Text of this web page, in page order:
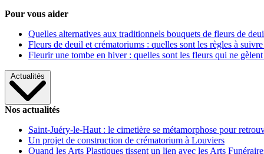
Pour vous aider
Quelles alternatives aux traditionnels bouquets de fleurs de
Fleurs de deuil et crématoriums : quelles sont les règles à
Fleurir une tombe en hiver : quelles sont les fleurs qui ne gèlent
Actualités
Nos actualités
Saint-Juéry-le-Haut : le cimetière se métamorphose pour
Un projet de construction de crématorium à Louviers
Quand les Arts Plastiques tissent un lien avec les Arts